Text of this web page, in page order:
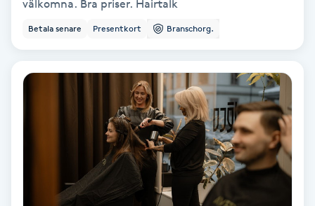
Cryoterapi
Diamantslipning
välkomna. Bra priser. Hairtalk
Betala senare Presentkort Branschorg.